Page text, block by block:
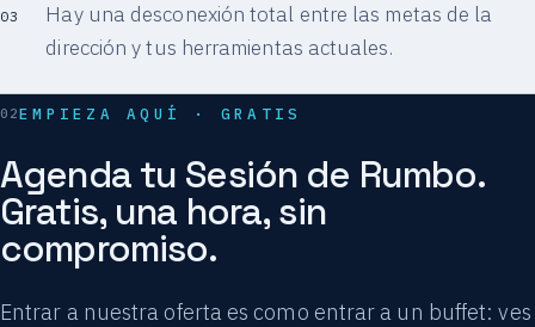
03
Hay una desconexión total entre las metas de la
dirección y tus herramientas actuales.
EMPIEZA AQUÍ · GRATIS
Agenda tu Sesión de Rumbo.
Gratis, una hora, sin
compromiso.
Entrar a nuestra oferta es como entrar a un buffet: ves